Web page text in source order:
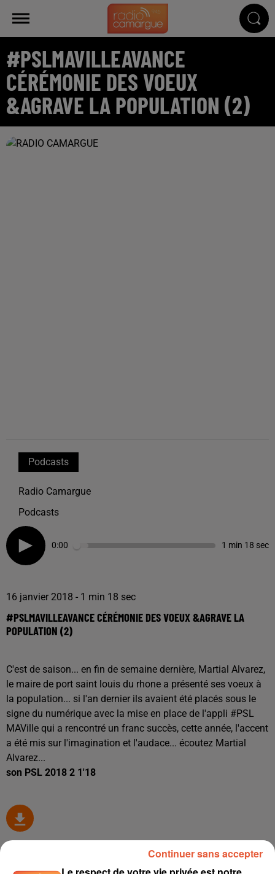
#PSLMAVILLEAVANCE
CÉRÉMONIE DES VOEUX
&AGRAVE LA POPULATION (2)
Podcasts
Radio Camargue
Podcasts
0:00 1 min 18 sec
16 janvier 2018 - 1 min 18 sec
#PSLMAVILLEAVANCE CÉRÉMONIE DES VOEUX &AGRAVE LA
POPULATION (2)
C'est de saison... en fin de semaine dernière, Martial Alvarez,
le maire de port saint louis du rhone a présenté ses voeux à
la population... si l'an dernier ils avaient été placés sous le
signe du numérique avec la mise en place de l'appli #PSL
MAVille qui a rencontré un franc succès, cette année, l'accent
a été mis sur l'imagination et l'audace... écoutez Martial
Alvarez...
son PSL 2018 2 1'18
Continuer sans accepter